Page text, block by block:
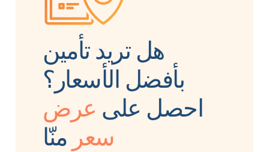
هل تريد تأمين
بأفضل الأسعار؟
احصل على عرض
سعر منّا